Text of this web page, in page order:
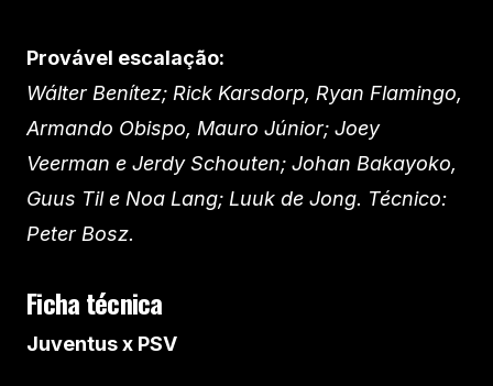
Provável escalação:
Wálter Benítez; Rick Karsdorp, Ryan Flamingo,
Armando Obispo, Mauro Júnior; Joey
Veerman e Jerdy Schouten; Johan Bakayoko,
Guus Til e Noa Lang; Luuk de Jong. Técnico:
Peter Bosz.
Ficha técnica
Juventus x PSV